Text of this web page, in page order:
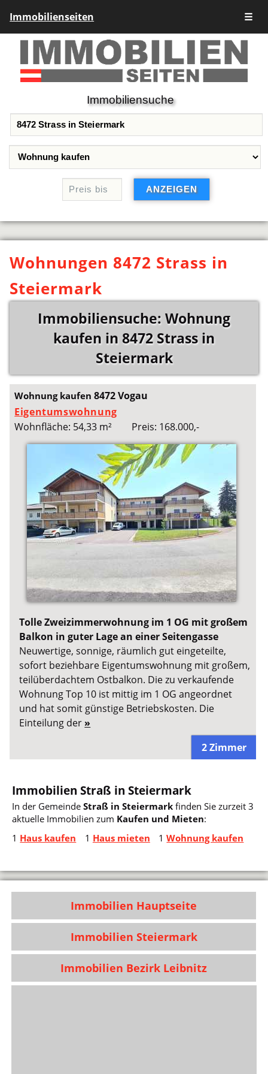
Immobilienseiten ☰
Immobiliensuche
Wohnungen 8472 Strass in
Steiermark
Immobiliensuche: Wohnung
kaufen in 8472 Strass in
Steiermark
Wohnung kaufen8472 Vogau
Eigentumswohnung
Wohnfläche: 54,33 m²
Preis: 168.000,-
Tolle Zweizimmerwohnung im 1 OG mit großem
Balkon in guter Lage an einer Seitengasse
Neuwertige, sonnige, räumlich gut eingeteilte,
sofort beziehbare Eigentumswohnung mit großem,
teilüberdachtem Ostbalkon. Die zu verkaufende
Wohnung Top 10 ist mittig im 1 OG angeordnet
und hat somit günstige Betriebskosten. Die
Einteilung der »
2 Zimmer
Immobilien Straß in Steiermark
In der GemeindeStraß in Steiermark finden Sie zurzeit 3
aktuelle Immobilien zum Kaufen und Mieten:
1 Haus kaufen 1 Haus mieten 1Wohnung kaufen
Immobilien Hauptseite
Immobilien Steiermark
Immobilien Bezirk Leibnitz